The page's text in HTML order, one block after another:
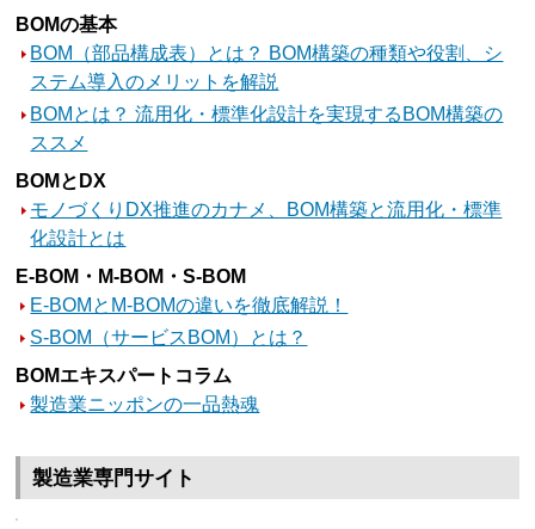
BOMの基本
BOM（部品構成表）とは？ BOM構築の種類や役割、シ
ステム導入のメリットを解説
BOMとは？ 流用化・標準化設計を実現するBOM構築の
ススメ
BOMとDX
モノづくりDX推進のカナメ、BOM構築と流用化・標準
化設計とは
E-BOM・M-BOM・S-BOM
E-BOMとM-BOMの違いを徹底解説！
S-BOM（サービスBOM）とは？
BOMエキスパートコラム
製造業ニッポンの一品熱魂
製造業専門サイト